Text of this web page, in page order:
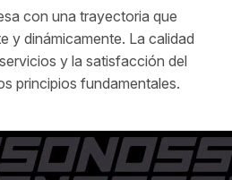
con una trayectoria que
y dinámicamente. La calidad
y la satisfacción del
principios fundamentales.